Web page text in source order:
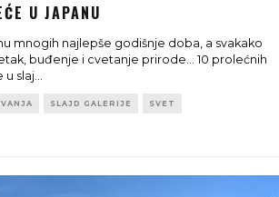
U JAPANU
mnogih najlepše godišnje doba, a svakako
buđenje i cvetanje prirode... 10 prolećnih
u slaj
SLAJD GALERIJE SVET